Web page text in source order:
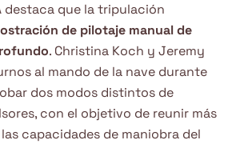
destaca que la tripulación
de pilotaje manual de
. Christina Koch y Jeremy
al mando de la nave durante
dos modos distintos de
con el objetivo de reunir más
capacidades de maniobra del